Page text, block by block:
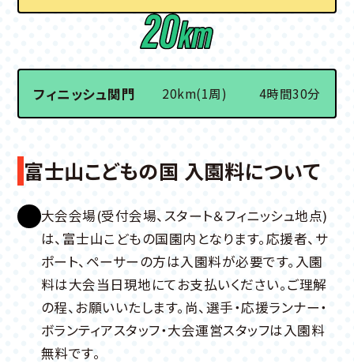
フィニッシュ関門 20km(1周) 4時間30分
富士山こどもの国 入園料について
大会会場(受付会場、スタート＆フィニッシュ地点)
は、富士山こどもの国園内となります。応援者、サ
ポート、ペーサーの方は入園料が必要です。入園
料は大会当日現地にてお支払いください。ご理解
の程、お願いいたします。尚、選手・応援ランナー・
ボランティアスタッフ・大会運営スタッフは入園料
無料です。